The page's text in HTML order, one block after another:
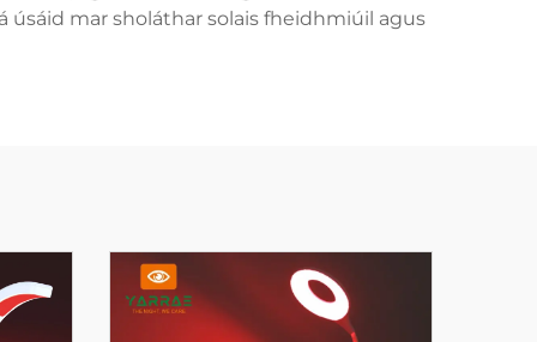
úsáid mar sholáthar solais fheidhmiúil agus